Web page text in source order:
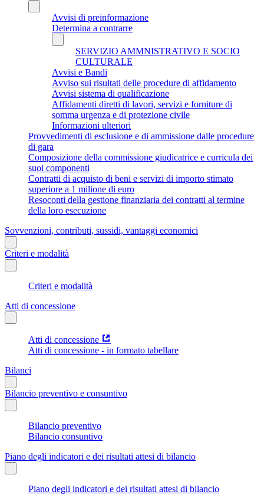
Avvisi di preinformazione
Determina a contrarre
SERVIZIO AMMNISTRATIVO E SOCIO
CULTURALE
Avvisi e Bandi
Avviso sui risultati delle procedure di affidamento
Avvisi sistema di qualificazione
Affidamenti diretti di lavori, servizi e forniture di
somma urgenza e di protezione civile
Informazioni ulteriori
Provvedimenti di esclusione e di ammissione dalle procedure
di gara
Composizione della commissione giudicatrice e curricula dei
suoi componenti
Contratti di acquisto di beni e servizi di importo stimato
superiore a 1 milione di euro
Resoconti della gestione finanziaria dei contratti al termine
della loro esecuzione
Sovvenzioni, contributi, sussidi, vantaggi economici
Criteri e modalità
Criteri e modalità
Atti di concessione
Atti di concessione
Atti di concessione - in formato tabellare
Bilanci
Bilancio preventivo e consuntivo
Bilancio preventivo
Bilancio consuntivo
Piano degli indicatori e dei risultati attesi di bilancio
Piano degli indicatori e dei risultati attesi di bilancio